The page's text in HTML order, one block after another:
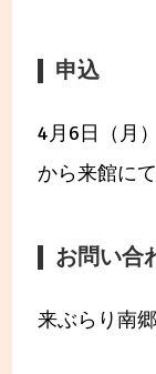
申込
4月6日（月
から来館に
お問い合
来ぶらり南